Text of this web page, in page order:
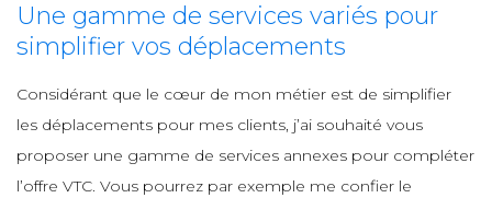
Une gamme de services variés pour
simplifier vos déplacements
Considérant que le cœur de mon métier est de simplifier
les déplacements pour mes clients, j’ai souhaité vous
proposer une gamme de services annexes pour compléter
l’offre VTC. Vous pourrez par exemple me confier le